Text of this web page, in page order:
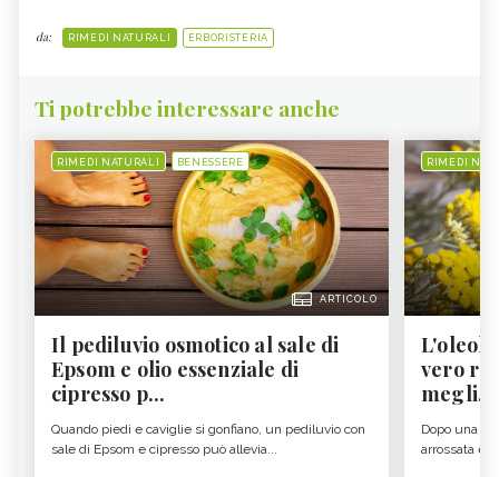
da: RIMEDI NATURALI ERBORISTERIA
Ti potrebbe interessare anche
RIMEDI NATURALI BENESSERE
ARTICOLO
Il pediluvio osmotico al sale di
Epsom e olio essenziale di
cipresso p...
Quando piedi e caviglie si gonfiano, un pediluvio con
sale di Epsom e cipresso può allevia...
RIMEDI
vero re
megli...
Dopo una
arrossata e